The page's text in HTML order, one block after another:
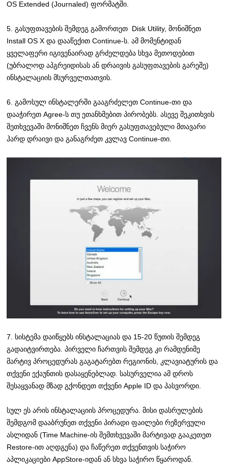
OS Extended (Journaled) ფორმატში.
5. გასუფთავების შემდეგ გამორთეთ Disk Utility, მონიშნეთ
Install OS X და დააწექით Continue-ს. ამ მომენტიდან
ყველაფერი იგივენაირად გრძელდება სხვა მეთოდებით
(უბრალოდ აპგრეიდისას ან დრაივის გასუფთავების გარეშე)
ინსტალაციის მსურველთათვის.
6. გამოსულ ინსტალერში გააგრძელეთ Continue-თი და
დააჭირეთ Agree-ს თუ ეთანხმებით პირობებს. ასევე შეკითხვის
შეთხვევაში მონიშნეთ ჩვენს მიერ გასუფთავებული მთავარი
ჰარდ დრაივი და განაგრძეთ კვლავ Continue-თი.
7. სისტემა დაიწყებს ინსტალაციას და 15-20 წუთის შემდეგ
გადაიტვირთება. პირველი ჩართვის შემდეგ კი რამდენიმე
მარტივ პროცედურას გაგატარებთ რეგიონის, კლავიატურის და
თქვენი ექაუნთის დასაყენებლად. სასურველია ამ დროს
შესაყვანად მზად გქონდეთ თქვენი Apple ID და პასვორდი.
სულ ეს არის ინსტალაციის პროცედურა. მისი დასრულების
შემდგომ დააბრუნეთ თქვენი პირადი ფაილები რეზერვული
ასლიდან (Time Machine-ის შემთხვევაში მარტივად გააკეთეთ
Restore-ით აღდგენა) და ჩაწერეთ თქვენთვის საჭირო
აპლიკაციები AppStore-იდან ან სხვა საჭირო წყაროდან.